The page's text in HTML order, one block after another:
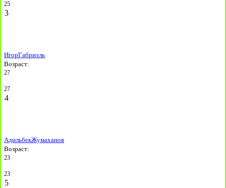
25
3
ИгорГабриэль
Возраст:
27
27
4
АдильбекЖумаханов
Возраст:
23
23
5